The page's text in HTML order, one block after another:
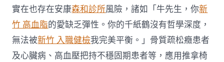
實在也存在安康森和診所風險，諸如「牛先生，你新
竹 高血脂的愛缺乏彈性。你的千紙鶴沒有哲學深度，
無法被新竹 入職健檢我完美平衡。」骨質疏松癥患者
及心臟病、高血壓把持不穩固期患者等，應用推拿椅